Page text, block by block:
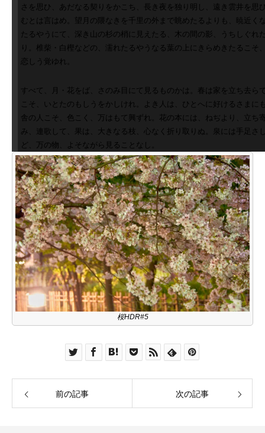
さを思ひ、あだなる契りをかこち、長き夜を独り明し、遠き雲井を思
むとは言はめ。望月の隈なきを千里の外まで眺めたるよりも、暁近く
たるやうにて、深き山の杉の梢に見えたる、木の間の影、うちしぐれ
り。椎柴・白樫などの、濡れたるやうなる葉の上にきらめきたるこそ
恋しう覚ゆれ。
すべて、月・花をば、さのみ目にて見るものかは。春は家を立ち去
こそ、いとたのもしうをかしけれ。よき人は、ひとへに好けるさまに
舎の人こそ、色こく、万はもて興ずれ。花の本には、ねぢより、立ち
み、連歌して、果は、大きなる枝、心なく折り取りぬ。泉には手足さ
ど、万の物、よそながら見ることなし。
桜HDR#5
前の記事 次の記事